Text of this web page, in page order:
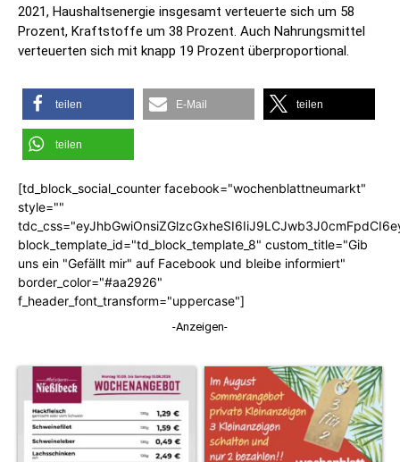
2021, Haushaltsenergie insgesamt verteuerte sich um 58
Prozent, Kraftstoffe um 38 Prozent. Auch Nahrungsmittel
verteuerten sich mit knapp 19 Prozent überproportional.
teilen E-Mail teilen
teilen
[td_block_social_counter facebook="wochenblattneumarkt"
style=""
block_template_id="td_block_template_8" custom_title="Gib
uns ein "Gefällt mir" auf Facebook und bleibe informiert"
border_color="#aa2926"
f_header_font_transform="uppercase"]
-Anzeigen-